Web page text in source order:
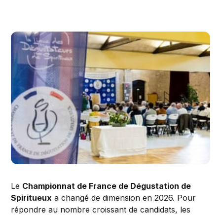
Le Championnat de France de Dégustation de
Spiritueux a changé de dimension en 2026. Pour
répondre au nombre croissant de candidats, les